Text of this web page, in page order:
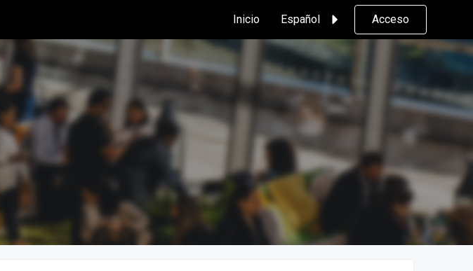
Inicio Español Acceso